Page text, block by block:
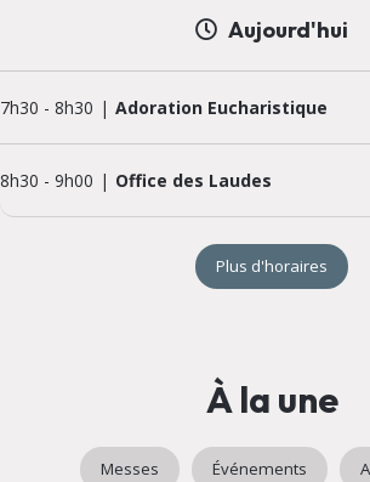
Aujourd'hui
7h30 - 8h30 Adoration Eucharistique
8h30 - 9h00 Office des Laudes
Plus d'horaires
À la une
Messes Événements